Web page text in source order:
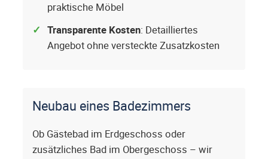
praktische Möbel
Transparente Kosten: Detailliertes
Angebot ohne versteckte Zusatzkosten
Neubau eines Badezimmers
Ob Gästebad im Erdgeschoss oder
zusätzliches Bad im Obergeschoss – wir